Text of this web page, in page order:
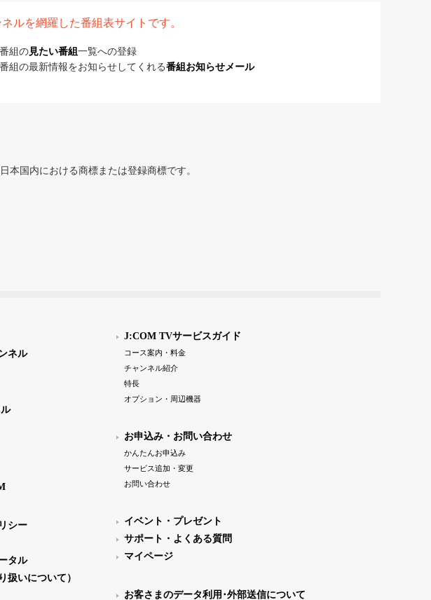
ルを網羅した番組表サイトです。
組の見たい番組 一覧への登録
組の最新情報をお知らせしてくれる番組お知らせメール
本国内における商標または登録商標です。
ネル
シー
タル
扱いについて）
J:COM TVサービスガイド
コース案内・料金
チャンネル紹介
特長
オプション・周辺機器
お申込み・お問い合わせ
かんたんお申込み
サービス追加・変更
お問い合わせ
イベント・プレゼント
サポート・よくある質問
マイページ
お客さまのデータ利用･外部送信について